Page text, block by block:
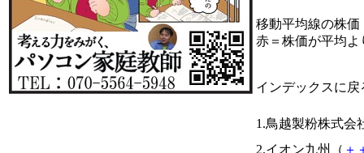
移動平均線の株価
赤＝株価が平均
インデックスに戻
1.鳥越製粉株式会
2.イオン九州（ ＋